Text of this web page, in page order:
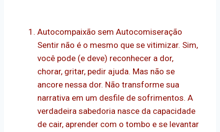
Autocompaixão sem Autocomiseração
Sentir não é o mesmo que se vitimizar. Sim,
você pode (e deve) reconhecer a dor,
chorar, gritar, pedir ajuda. Mas não se
ancore nessa dor. Não transforme sua
narrativa em um desfile de sofrimentos. A
verdadeira sabedoria nasce da capacidade
de cair, aprender com o tombo e se levantar